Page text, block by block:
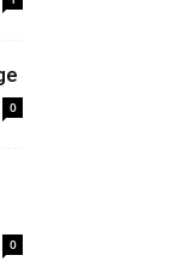
0
0